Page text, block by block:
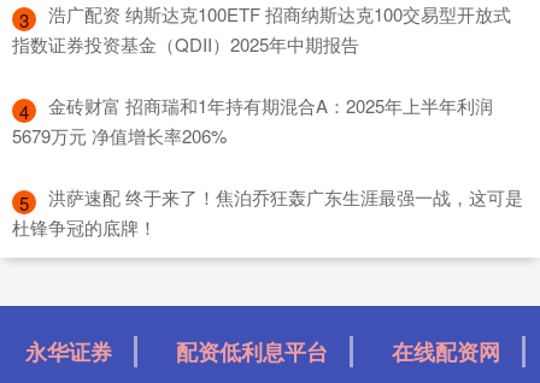
3
​浩广配资 纳斯达克100ETF 招商纳斯达克100交易型开放式
指数证券投资基金（QDII）2025年中期报告
4
​金砖财富 招商瑞和1年持有期混合A：2025年上半年利润
5679万元 净值增长率206%
5
​洪萨速配 终于来了！焦泊乔狂轰广东生涯最强一战，这可是
杜锋争冠的底牌！
永华证券 配资低利息平台 在线配资网